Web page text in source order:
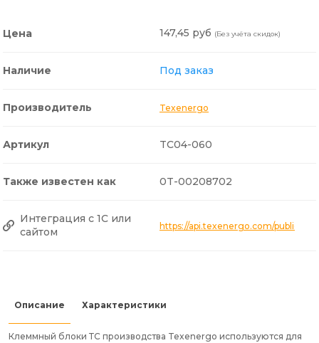
Цена 147,45 руб (Без учёта скидок)
Наличие Под заказ
Производитель Texenergo
Артикул TC04-060
Также известен как 0T-00208702
Интеграция с 1С или
сайтом
https://api.texenergo.com/public/
Описание Характеристики
Клеммный блоки ТС производства Texenergo используются для